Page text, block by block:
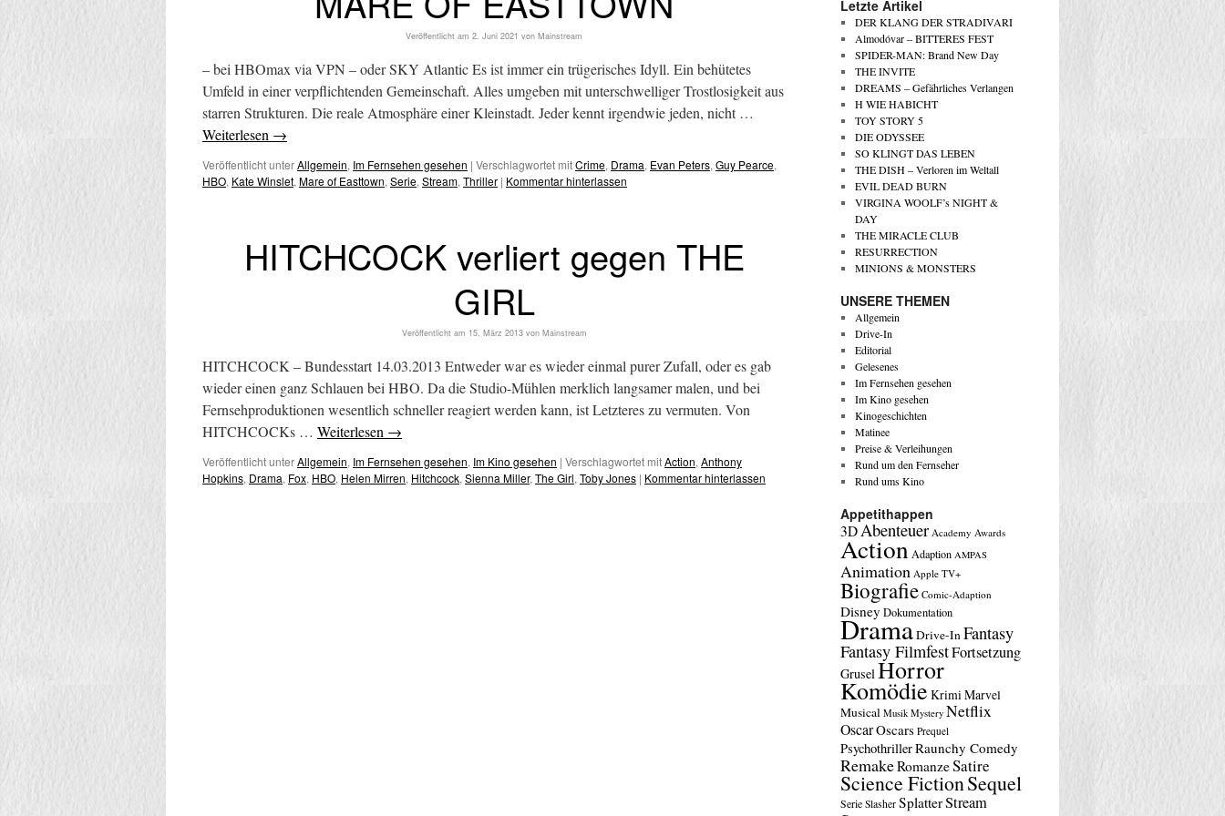
Veröffentlicht am 2. Juni 2021 von Mainstream
– bei HBOmax via VPN – oder SKY Atlantic Es ist immer ein trügerisches Idyll. Ein behütetes
Umfeld in einer verpflichtenden Gemeinschaft. Alles umgeben mit unterschwelliger Trostlosigkeit aus
starren Strukturen. Die reale Atmosphäre einer Kleinstadt. Jeder kennt irgendwie jeden, nicht …
Weiterlesen →
Veröffentlicht unterAllgemein, Im Fernsehen gesehen | Verschlagwortet mitCrime, Drama, Evan Peters, Guy Pearce,
HBO, Kate Winslet, Mare of Easttown, Serie, Stream, Thriller | Kommentar hinterlassen
HITCHCOCK verliert gegen THE
GIRL
Veröffentlicht am 15. März 2013 von Mainstream
HITCHCOCK – Bundesstart 14.03.2013 Entweder war es wieder einmal purer Zufall, oder es gab
wieder einen ganz Schlauen bei HBO. Da die Studio-Mühlen merklich langsamer malen, und bei
Fernsehproduktionen wesentlich schneller reagiert werden kann, ist Letzteres zu vermuten. Von
HITCHCOCKs … Weiterlesen →
Veröffentlicht unterAllgemein, Im Fernsehen gesehen, Im Kino gesehen | Verschlagwortet mitAction, Anthony
Hopkins, Drama, Fox, HBO, Helen Mirren, Hitchcock, Sienna Miller, The Girl, Toby Jones | Kommentar hinterlassen
Letzte Artikel
DER KLANG DER STRADIVARI
Almodóvar – BITTERES FEST
SPIDER-MAN: Brand New Day
THE INVITE
DREAMS – Gefährliches Verlangen
H WIE HABICHT
TOY STORY 5
DIE ODYSSEE
SO KLINGT DAS LEBEN
THE DISH – Verloren im Weltall
EVIL DEAD BURN
VIRGINA WOOLF’s NIGHT &
DAY
THE MIRACLE CLUB
RESURRECTION
MINIONS & MONSTERS
UNSERE THEMEN
Allgemein
Drive-In
Editorial
Gelesenes
Im Fernsehen gesehen
Im Kino gesehen
Kinogeschichten
Matinee
Preise & Verleihungen
Rund um den Fernseher
Rund ums Kino
Appetithappen
3DAbenteuer Academy Awards
Action Adaption AMPAS
Animation Apple TV+
Biografie Comic-Adaption
Disney Dokumentation
DramaDrive-InFantasy
Fantasy FilmfestFortsetzung
GruselHorror
Komödie KrimiMarvel
Musical Musik Mystery Netflix
OscarOscars Prequel
PsychothrillerRaunchy Comedy
RemakeRomanzeSatire
Science FictionSequel
Serie Slasher SplatterStream